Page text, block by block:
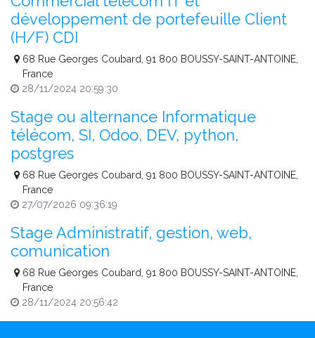
développement de portefeuille Client
(H/F) CDI
68 Rue Georges Coubard, 91 800 BOUSSY-SAINT-ANTOINE,
France
28/11/2024 20:59:30
Stage ou alternance Informatique
télécom, SI, Odoo, DEV, python,
postgres
68 Rue Georges Coubard, 91 800 BOUSSY-SAINT-ANTOINE,
France
27/07/2026 09:36:19
Stage Administratif, gestion, web,
comunication
68 Rue Georges Coubard, 91 800 BOUSSY-SAINT-ANTOINE,
France
28/11/2024 20:56:42